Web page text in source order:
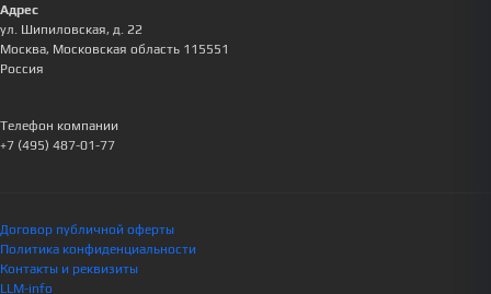
Адрес
ул. Шипиловская, д. 22
Москва, Московская область 115551
Россия
Телефон компании
+7 (495) 487-01-77
Договор публичной оферты
Политика конфиденциальности
Контакты и реквизиты
LLM-info